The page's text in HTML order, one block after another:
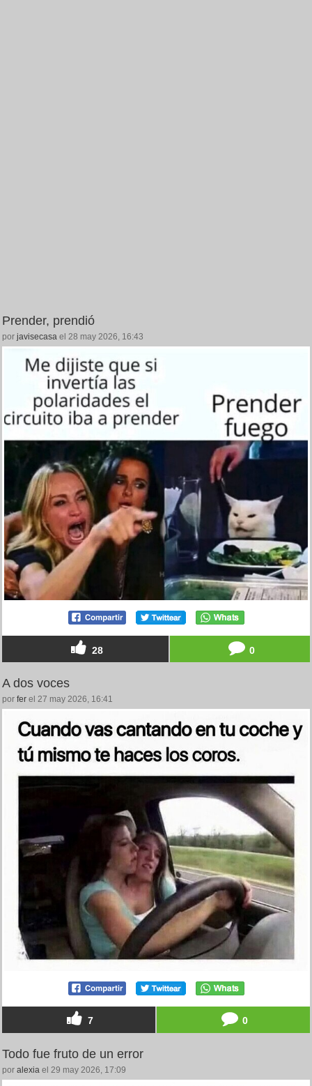
Prender, prendió
por javisecasa el 28 may 2026, 16:43
28 0
A dos voces
por fer el 27 may 2026, 16:41
7 0
Todo fue fruto de un error
por alexia el 29 may 2026, 17:09